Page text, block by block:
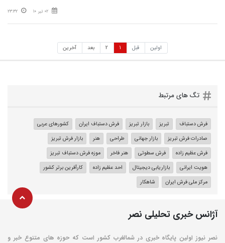
02 تیر 10 23:32
اولین قبل 1
2 بعد آخرین
تگ های مرتبط
فرش دستباف تبریز بازار تبریز فرش دستباف ایران
کشورهای عربی
صادرات فرش تبریز
بازار جهانی طراحی هنر
بازار فرش تبریز
فرش عظیم زاده
فرش سطوتی هنر فاخر
موزه فرش دستباف تبریز
هویت ایرانی
بازاریابی دیجیتال احد عظیم زاده
کارآفرین برتر کشور
مرکز ملی فرش ایران
شاهکار
آژانس خبری تحلیلی نصر
نصر نیوز اولین پایگاه خبری در شمالغرب کشور است که حوزه های متنوع خبر و